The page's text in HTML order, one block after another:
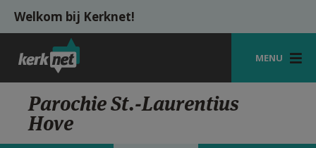
Overslaan en naar de inhoud gaan
Welkom bij Kerknet!
MENU
STARTPAGINA
KERK
Parochie St.-Laurentius
Hove